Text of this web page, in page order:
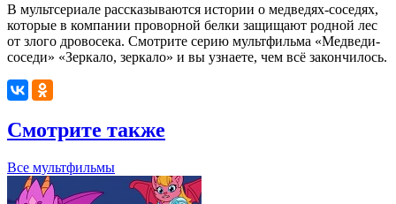
В мультсериале рассказываются истории о медведях-соседях,
которые в компании проворной белки защищают родной лес
от злого дровосека. Смотрите серию мультфильма «Медведи-
соседи» «Зеркало, зеркало» и вы узнаете, чем всё закончилось.
Смотрите также
Все мультфильмы